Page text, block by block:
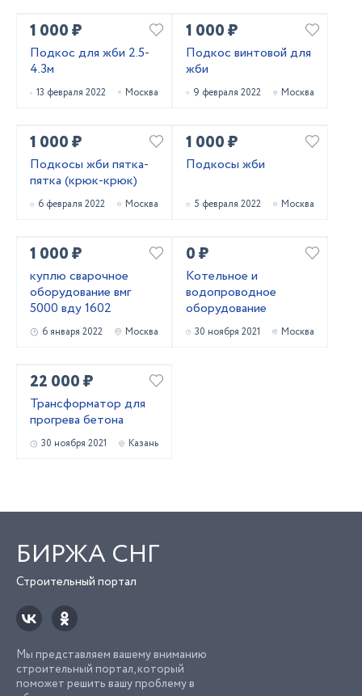
1 000 ₽
Подкос для жби 2.5-
4.3м
13 февраля 2022 Москва
1 000 ₽
Подкос винтовой для
жби
9 февраля 2022 Москва
1 000 ₽
Подкосы жби пятка-
пятка (крюк-крюк)
6 февраля 2022 Москва
1 000 ₽
Подкосы жби
5 февраля 2022 Москва
1 000 ₽
куплю сварочное
оборудование вмг
5000 вду 1602
6 января 2022 Москва
0 ₽
Котельное и
водопроводное
оборудование
30 ноября 2021 Москва
22 000 ₽
Трансформатор для
прогрева бетона
30 ноября 2021 Казань
БИРЖА СНГ
Строительный портал
Мы представляем вашему вниманию
строительный портал, который
поможет решить вашу проблему в